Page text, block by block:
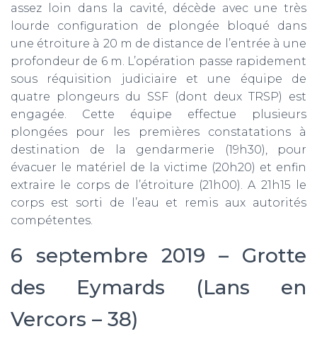
assez loin dans la cavité, décède avec une très
lourde configuration de plongée bloqué dans
une étroiture à 20 m de distance de l’entrée à une
profondeur de 6 m. L’opération passe rapidement
sous réquisition judiciaire et une équipe de
quatre plongeurs du SSF (dont deux TRSP) est
engagée. Cette équipe effectue plusieurs
plongées pour les premières constatations à
destination de la gendarmerie (19h30), pour
évacuer le matériel de la victime (20h20) et enfin
extraire le corps de l’étroiture (21h00). A 21h15 le
corps est sorti de l’eau et remis aux autorités
compétentes.
6 septembre 2019 – Grotte
des Eymards (Lans en
Vercors – 38)